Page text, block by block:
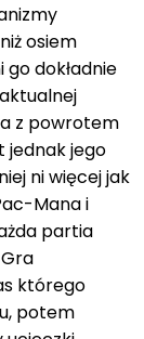
osiem
dokładnie
z powrotem
jednak jego
ni więcej jak
Mana i
partia
którego
potem